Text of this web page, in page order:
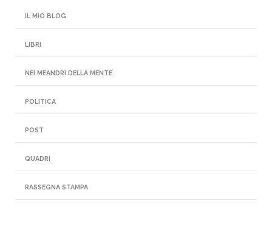
IL MIO BLOG
LIBRI
NEI MEANDRI DELLA MENTE
POLITICA
POST
QUADRI
RASSEGNA STAMPA